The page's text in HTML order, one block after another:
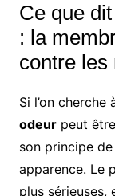
Ce que
: la
contre les
Si l’on
odeurpeut
son principe
apparence. Le
plus sérieuses,